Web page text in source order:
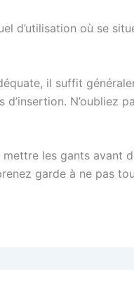
d’utilisation où se
il suffit
d’insertion.
les gants
garde à ne pas